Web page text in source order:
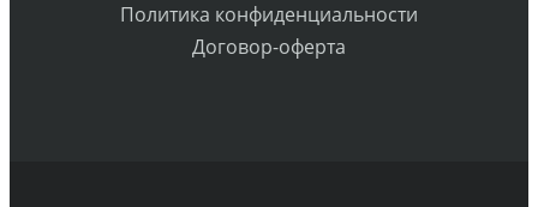
Политика конфиденциальности
Договор-оферта